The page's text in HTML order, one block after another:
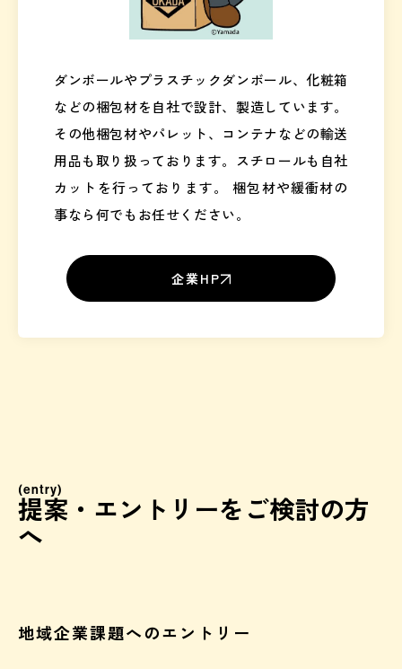
ダンボールやプラスチックダンボール、化粧箱
などの梱包材を自社で設計、製造しています。
その他梱包材やパレット、コンテナなどの輸送
用品も取り扱っております。スチロールも自社
カットを行っております。 梱包材や緩衝材の
事なら何でもお任せください。
企業HP
(entry)
提案・エントリーをご検討の方
へ
地域企業課題へのエントリー